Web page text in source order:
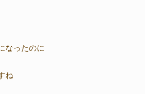
なったのに
ね